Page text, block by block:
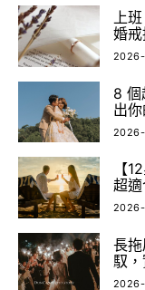
上
婚
8 個
出你
【
超適
長
馭